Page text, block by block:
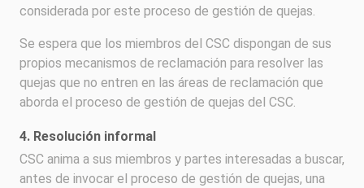
considerada por este proceso de gestión de quejas.
Se espera que los miembros del CSC dispongan de sus
propios mecanismos de reclamación para resolver las
quejas que no entren en las áreas de reclamación que
aborda el proceso de gestión de quejas del CSC.
4. Resolución informal
CSC anima a sus miembros y partes interesadas a buscar,
antes de invocar el proceso de gestión de quejas, una